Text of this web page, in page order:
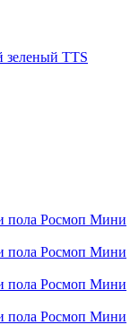
зеленый TTS